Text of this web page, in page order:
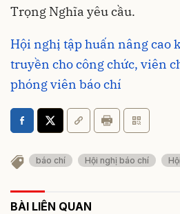
Trọng Nghĩa yêu cầu.
Hội nghị tập huấn nâng cao
truyền cho công chức, viên
phóng viên báo chí
báo chí Hội nghị báo chí
BÀI LIÊN QUAN